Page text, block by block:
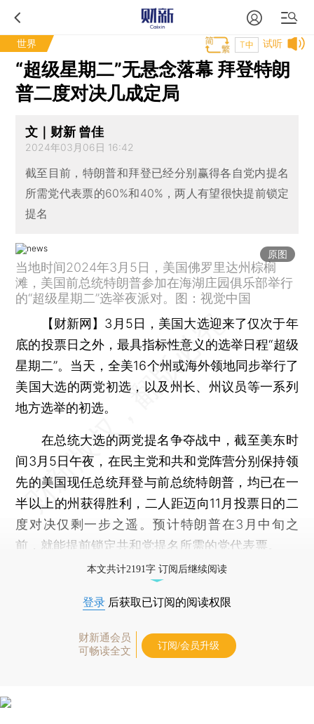
世界 试听
T中
“超级星期二”无悬念落幕 拜登特朗
普二度对决几成定局
文｜财新 曾佳
2024年03月06日 16:42
截至目前，特朗普和拜登已经分别赢得各自党内提名
所需党代表票的60%和40%，两人有望很快提前锁定
提名
原图
当地时间2024年3月5日，美国佛罗里达州棕榈
滩，美国前总统特朗普参加在海湖庄园俱乐部举行
的“超级星期二”选举夜派对。图：视觉中国
【财新网】 3月5日，美国大选迎来了仅次于年
底的投票日之外，最具指标性意义的选举日程“超级
星期二”。当天，全美16个州或海外领地同步举行了
美国大选的两党初选，以及州长、州议员等一系列
地方选举的初选。
在总统大选的两党提名争夺战中，截至美东时
间3月5日午夜，在民主党和共和党阵营分别保持领
先的美国现任总统拜登与前总统特朗普，均已在一
半以上的州获得胜利，二人距迈向11月投票日的二
度对决仅剩一步之遥。预计特朗普在3月中旬之
前，就能提前锁定共和党提名所需的党代表票。
本文共计2191字 订阅后继续阅读
登录 后获取已订阅的阅读权限
财新通会员
可畅读全文
订阅/会员升级